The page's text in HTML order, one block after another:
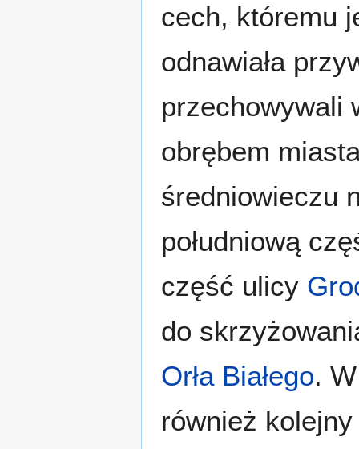
cech, któremu
odnawiała
przechowywali
obrębem
średniowieczu
południową
część ulicy
do
Orła Białego.
również